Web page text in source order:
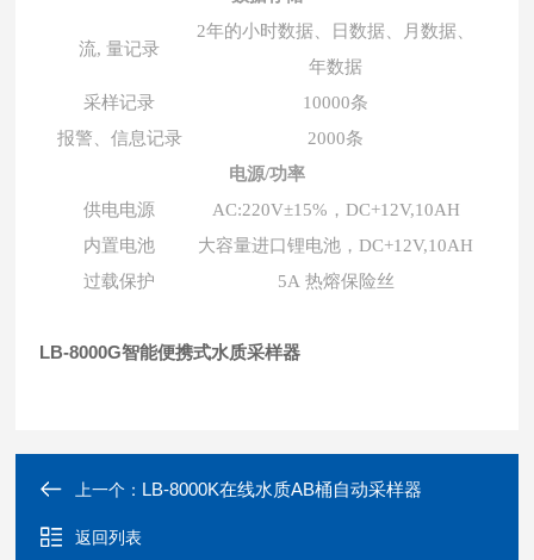
流, 量记录
2年的小时数据、日数据、月数据、
年数据
采样记录
10000条
报警、信息记录
2000条
电源/功率
供电电源
AC:220V±15%，DC+12V,10AH
内置电池
大容量进口锂电池，DC+12V,10AH
过载保护
5A 热熔保险丝
LB-8000G智能便携式水质采样器
上一个： LB-8000K在线水质AB桶自动采样器
返回列表